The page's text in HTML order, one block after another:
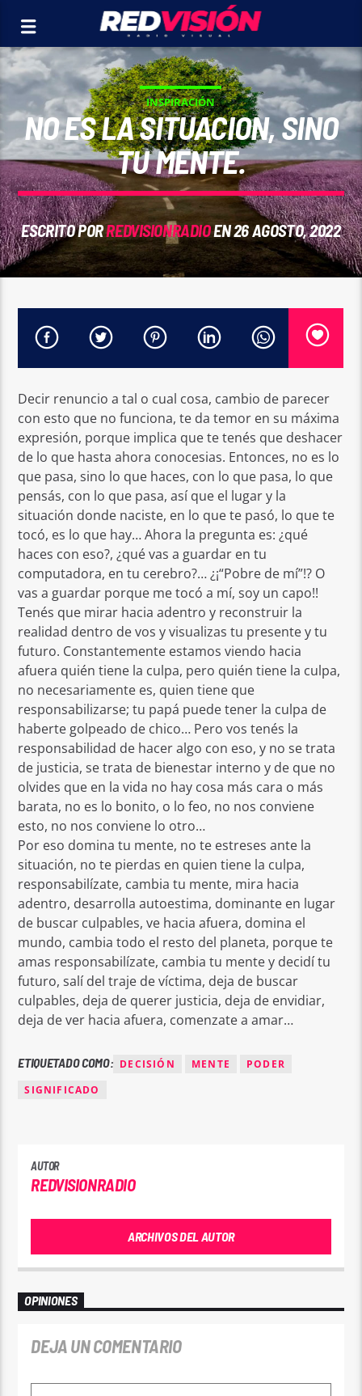
INSPIRACIÓN
NO ES LA SITUACION, SINO
TU MENTE.
ESCRITO PORREDVISIONRADIOEN 26 AGOSTO, 2022
Decir renuncio a tal o cual cosa, cambio de parecer
con esto que no funciona, te da temor en su máxima
expresión, porque implica que te tenés que deshacer
de lo que hasta ahora conocesias. Entonces, no es lo
que pasa, sino lo que haces, con lo que pasa, lo que
pensás, con lo que pasa, así que el lugar y la
situación donde naciste, en lo que te pasó, lo que te
tocó, es lo que hay… Ahora la pregunta es: ¿qué
haces con eso?, ¿qué vas a guardar en tu
computadora, en tu cerebro?… ¿¡“Pobre de mí”!? O
vas a guardar porque me tocó a mí, soy un capo!!
Tenés que mirar hacia adentro y reconstruir la
realidad dentro de vos y visualizas tu presente y tu
futuro. Constantemente estamos viendo hacia
afuera quién tiene la culpa, pero quién tiene la culpa,
no necesariamente es, quien tiene que
responsabilizarse; tu papá puede tener la culpa de
haberte golpeado de chico… Pero vos tenés la
responsabilidad de hacer algo con eso, y no se trata
de justicia, se trata de bienestar interno y de que no
olvides que en la vida no hay cosa más cara o más
barata, no es lo bonito, o lo feo, no nos conviene
esto, no nos conviene lo otro…
Por eso domina tu mente, no te estreses ante la
situación, no te pierdas en quien tiene la culpa,
responsabilízate, cambia tu mente, mira hacia
adentro, desarrolla autoestima, dominante en lugar
de buscar culpables, ve hacia afuera, domina el
mundo, cambia todo el resto del planeta, porque te
amas responsabilízate, cambia tu mente y decidí tu
futuro, salí del traje de víctima, deja de buscar
culpables, deja de querer justicia, deja de envidiar,
deja de ver hacia afuera, comenzate a amar…
ETIQUETADO COMO: DECISIÓN MENTE
PODER
SIGNIFICADO
AUTOR
REDVISIONRADIO
ARCHIVOS DEL AUTOR
OPINIONES
DEJA UN COMENTARIO